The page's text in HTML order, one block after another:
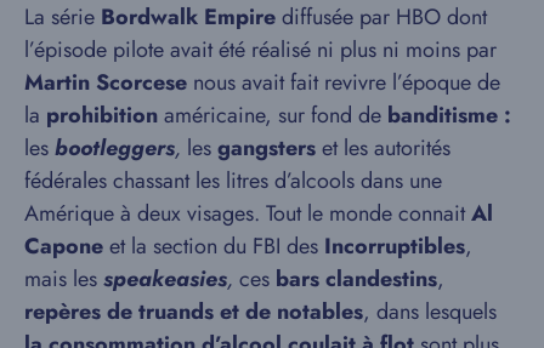
La série Bordwalk Empirediffusée par HBO dont
l’épisode pilote avait été réalisé ni plus ni moins par
Martin Scorcese nous avait fait revivre l’époque de
la prohibitionaméricaine, sur fond de banditisme :
lesbootleggers, lesgangsterset les autorités
fédérales chassant les litres d’alcools dans une
Amérique à deux visages. Tout le monde connaitAl
Caponeet la section du FBI des Incorruptibles,
mais lesspeakeasies, ces bars clandestins,
repères de truands et de notables, dans lesquels